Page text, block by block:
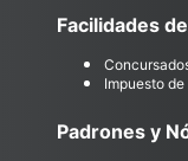
Facilidades
Impuesto
Padrones y